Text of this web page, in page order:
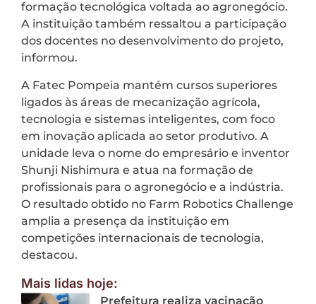
formação tecnológica voltada ao agronegócio.
A instituição também ressaltou a participação
dos docentes no desenvolvimento do projeto,
informou.
A Fatec Pompeia mantém cursos superiores
ligados às áreas de mecanização agrícola,
tecnologia e sistemas inteligentes, com foco
em inovação aplicada ao setor produtivo. A
unidade leva o nome do empresário e inventor
Shunji Nishimura e atua na formação de
profissionais para o agronegócio e a indústria.
O resultado obtido no Farm Robotics Challenge
amplia a presença da instituição em
competições internacionais de tecnologia,
destacou.
Mais lidas hoje:
Prefeitura realiza vacinação